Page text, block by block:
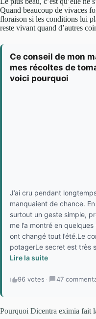
Quand beaucoup de vivaces
floraison si les conditions lui
reste vivant quand d’autres
Ce conseil de mon
mes récoltes de
voici pourquoi
J’ai cru pendant
manquaient de chance.
surtout un geste simple,
me l’a montré en
ont changé tout l’été.Le
potagerLe secret est très
Lire la suite
96 votes · 47
Pourquoi Dicentra eximia fait